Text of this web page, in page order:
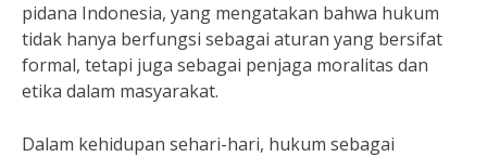
pidana Indonesia, yang mengatakan bahwa hukum
tidak hanya berfungsi sebagai aturan yang bersifat
formal, tetapi juga sebagai penjaga moralitas dan
etika dalam masyarakat.
Dalam kehidupan sehari-hari, hukum sebagai